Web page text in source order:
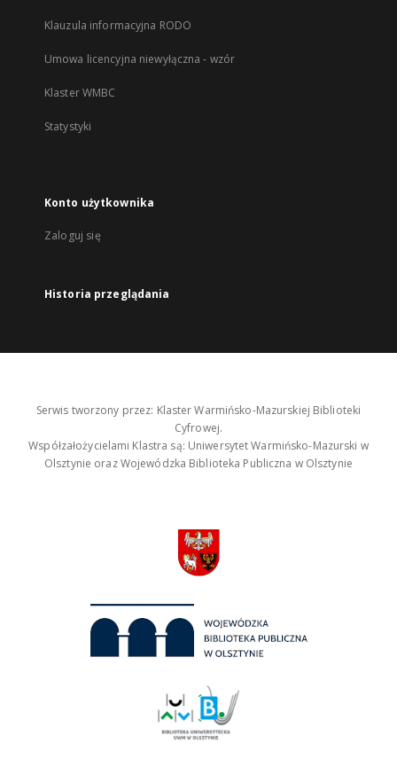
Klauzula informacyjna RODO
Umowa licencyjna niewyłączna - wzór
Klaster WMBC
Statystyki
Konto użytkownika
Zaloguj się
Historia przeglądania
Serwis tworzony przez: Klaster Warmińsko-Mazurskiej Biblioteki
Cyfrowej.
Współzałożycielami Klastra są: Uniwersytet Warmińsko-Mazurski w
Olsztynie oraz Wojewódzka Biblioteka Publiczna w Olsztynie